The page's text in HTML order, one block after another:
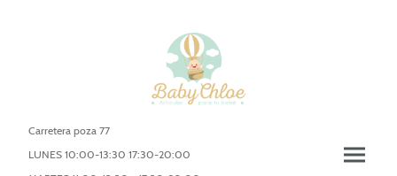
Carretera poza 77
LUNES 10:00-13:30 17:30-20:00